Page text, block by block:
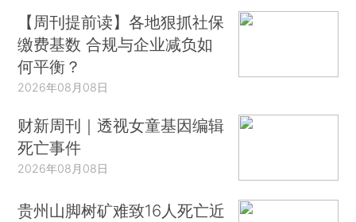
【周刊提前读】各地狠抓社保
缴费基数 合规与企业减负如
何平衡？
2026年08月08日
财新周刊｜透视女童基因编辑
死亡事件
2026年08月08日
贵州山脚树矿难致16人死亡近